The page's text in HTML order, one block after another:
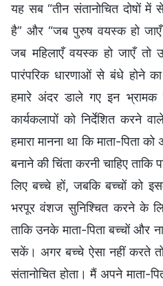
यह सब “तीन संतानोचित दोषों में
है” और “जब पुरुष वयस्क हो जाएँ
जब महिलाएँ वयस्क हो जाएँ तो
पारंपरिक धारणाओं से बंधे होने का
हमारे अंदर डाले गए इन
कार्यकलापों को निर्देशित करने
हमारा मानना था कि माता-पिता
बनाने की चिंता करनी चाहिए
लिए बच्चे हों, जबकि बच्चों को
भरपूर वंशज सुनिश्चित करने के
ताकि उनके माता-पिता बच्चों और
सकें। अगर बच्चे ऐसा नहीं करते
संतानोचित होता। मैं अपने माता-